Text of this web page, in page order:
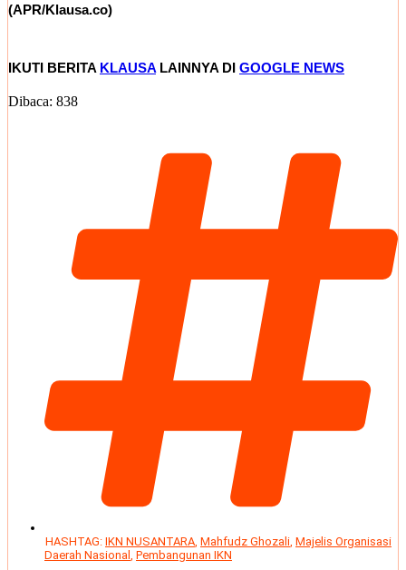
(APR/Klausa.co)
IKUTI BERITA KLAUSA LAINNYA DI GOOGLE NEWS
Dibaca: 838
HASHTAG: IKN NUSANTARA, Mahfudz Ghozali, Majelis Organisasi
Daerah Nasional , Pembangunan IKN